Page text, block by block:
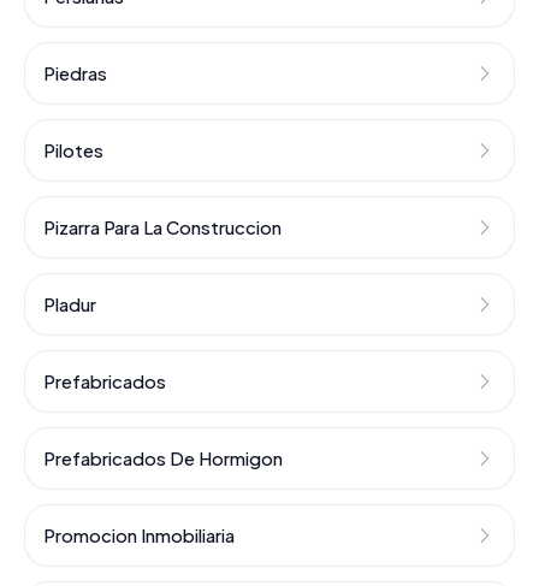
Piedras
Pilotes
Pizarra Para La Construccion
Pladur
Prefabricados
Prefabricados De Hormigon
Promocion Inmobiliaria